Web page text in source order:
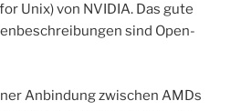
Unix) von NVIDIA. Das gute
sind Open-
Anbindung zwischen AMDs